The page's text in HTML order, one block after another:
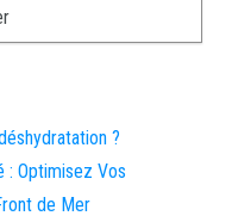
?
: Optimisez Vos
de Mer